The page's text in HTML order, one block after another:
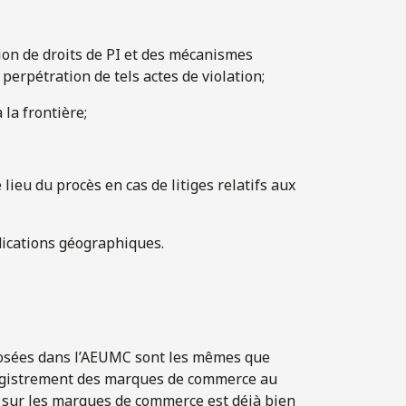
de droits de PI et des mécanismes
de tels actes de violation;
la frontière;
du procès en cas de litiges relatifs aux
géographiques.
dans l’AEUMC sont les mêmes que
des marques de commerce au
les marques de commerce est déjà bien